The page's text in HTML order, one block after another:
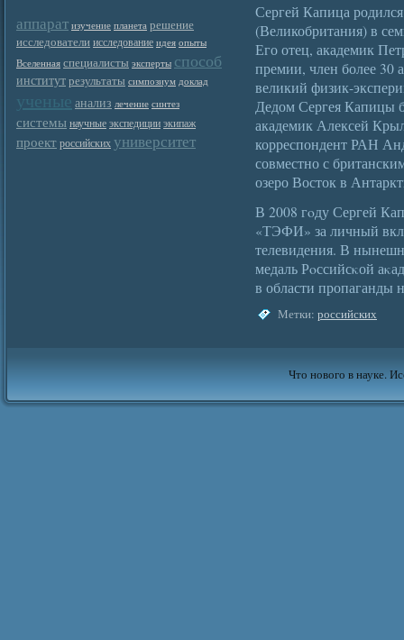
аппарат изучение планета решение
исследователи исследование идея опыты
Вселенная специалисты эксперты способ
институтрезультаты симпозиум доклад
ученые анализ лечение синтез
системы научные экспедиции экипаж
проект российских университет
Сергей Капица
(Великобритания) в
Его отец, академик
премии, член более 30
великий физик-
Дедом Сергея Капицы
академик Алексей
корреспондент РАН
совместно с
озеро Восток в
В 2008 гοду Сергей
«ТЭФИ» за личный
телевидения. В
медаль Рοссийсκой
в области пропаганды
Метки: российских
Что нового в науке.